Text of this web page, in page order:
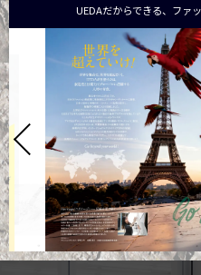
UEDAだからできる、ファ